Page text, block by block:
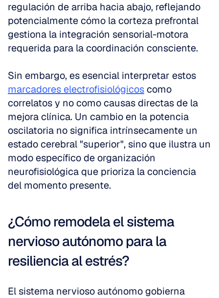
regulación de arriba hacia abajo, reflejando
potencialmente cómo la corteza prefrontal
gestiona la integración sensorial-motora
requerida para la coordinación consciente.
marcadores electrofisiológicos como
correlatos y no como causas directas de la
mejora clínica. Un cambio en la potencia
oscilatoria no significa intrínsecamente un
estado cerebral "superior", sino que ilustra un
modo específico de organización
neurofisiológica que prioriza la conciencia
del momento presente.
¿Cómo remodela el sistema
nervioso autónomo para la
resiliencia al estrés?
El sistema nervioso autónomo gobierna